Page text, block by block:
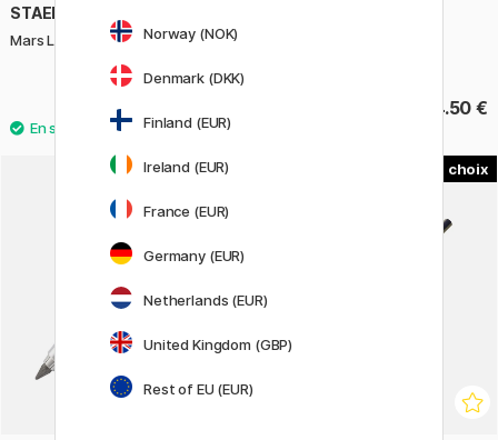
STAEDTLER
Mars Lumograph Black
24.50 €
Norway (NOK)
Denmark (DKK)
Finland (EUR)
Ireland (EUR)
France (EUR)
Germany (EUR)
Netherlands (EUR)
United Kingdom (GBP)
Rest of EU (EUR)